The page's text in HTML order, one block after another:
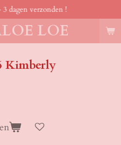
LOE
dagen verzonden !
Kimberly